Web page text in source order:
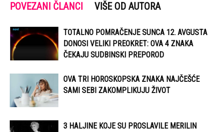
POVEZANI ČLANCI VIŠE OD AUTORA
TOTALNO POMRAČENJE SUNCA 12. AVGUSTA
DONOSI VELIKI PREOKRET: OVA 4 ZNAKA
ČEKAJU SUDBINSKI PREPOROD
OVA TRI HOROSKOPSKA ZNAKA NAJČEŠĆE
SAMI SEBI ZAKOMPLIKUJU ŽIVOT
3 HALJINE KOJE SU PROSLAVILE MERILIN